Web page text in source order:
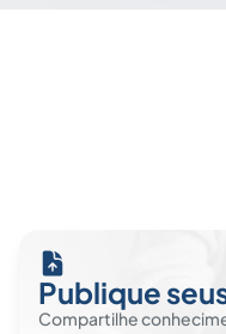
Publique
Compartilhe